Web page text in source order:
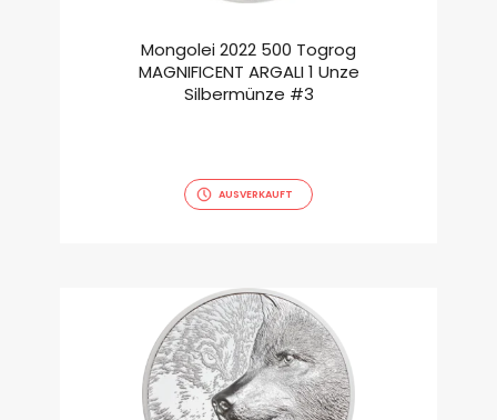
Mongolei 2022 500 Togrog
MAGNIFICENT ARGALI 1 Unze
Silbermünze #3
AUSVERKAUFT